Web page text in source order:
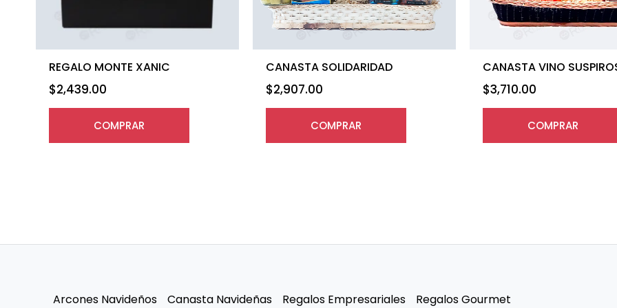
REGALO MONTE XANIC
$2,439.00
COMPRAR
CANASTA SOLIDARIDAD
$2,907.00
COMPRAR
CANASTA VINO
$3,710.00
COMPRAR
Arcones Navideños Canasta Navideñas Regalos Empresariales Regalos Gourmet